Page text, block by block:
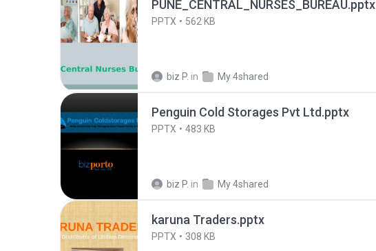
PUNE_CENTRAL_NURSES_BUREAU.pptx
PPTX 562 KB
biz P. in My 4shared
Penguin Cold Storages Pvt Ltd.pptx
PPTX 483 KB
biz P. in My 4shared
karuna Traders.pptx
PPTX 308 KB